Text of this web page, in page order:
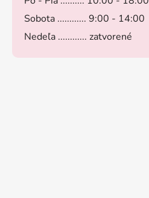
Sobota ............ 9:00 - 14:00
Nedeľa ............ zatvorené